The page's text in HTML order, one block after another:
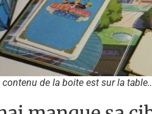
contenu de la boite est sur la